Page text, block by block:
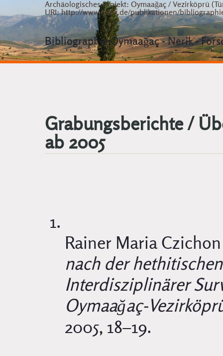
Archäologisches Projekt: Oymaağaç / Vezirköprü
URI: http://www.nerik.de/publikationen/
Bibliographie Oymaağaç - Nerik -
Grabungsberichte /
ab 2005
Rainer Maria
nach der
Interdisziplinärer
Oymaağaç-
2005, 18–19.